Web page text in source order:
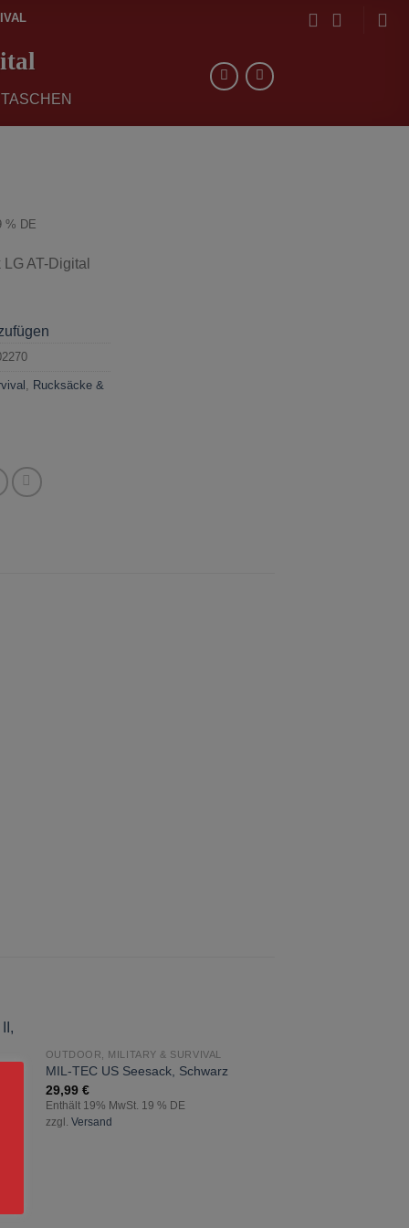
% DE
AT-Digital
, Rucksäcke &
NICHT VORRÄTIG
OUTDOOR, MILITARY & SURVIVAL
MIL-TEC US Seesack, Schwarz
29,99 €
Enthält 19% MwSt. 19 % DE
zzgl. Versand